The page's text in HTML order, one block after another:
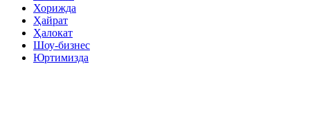
Хорижда
Ҳайрат
Ҳалокат
Шоу-бизнес
Юртимизда